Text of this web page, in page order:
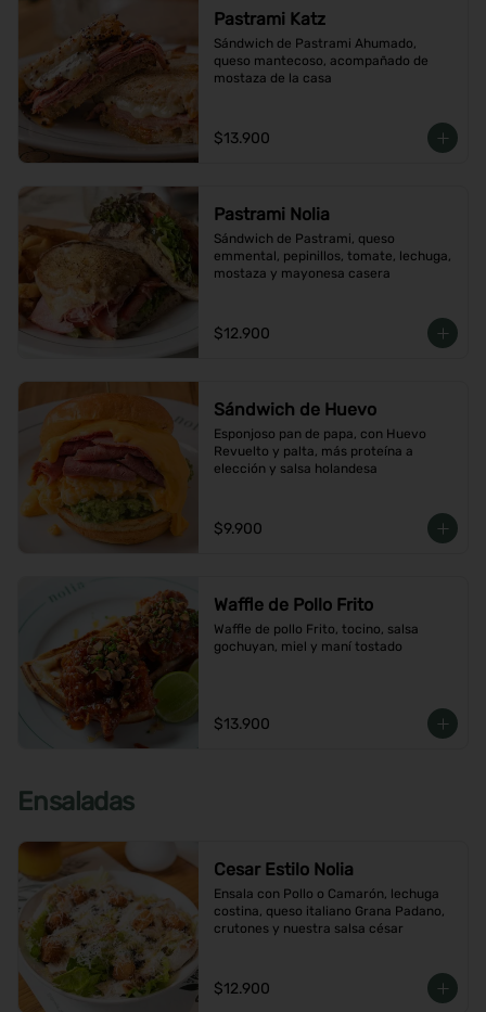
Pastrami Katz
Sándwich de Pastrami Ahumado,
queso mantecoso, acompañado de
mostaza de la casa
$13.900
Pastrami Nolia
Sándwich de Pastrami, queso
emmental, pepinillos, tomate, lechuga,
mostaza y mayonesa casera
$12.900
Sándwich de Huevo
Esponjoso pan de papa, con Huevo
Revuelto y palta, más proteína a
elección y salsa holandesa
$9.900
Waffle de Pollo Frito
Waffle de pollo Frito, tocino, salsa
gochuyan, miel y maní tostado
$13.900
Ensaladas
Cesar Estilo Nolia
Ensala con Pollo o Camarón, lechuga
costina, queso italiano Grana Padano,
crutones y nuestra salsa césar
$12.900